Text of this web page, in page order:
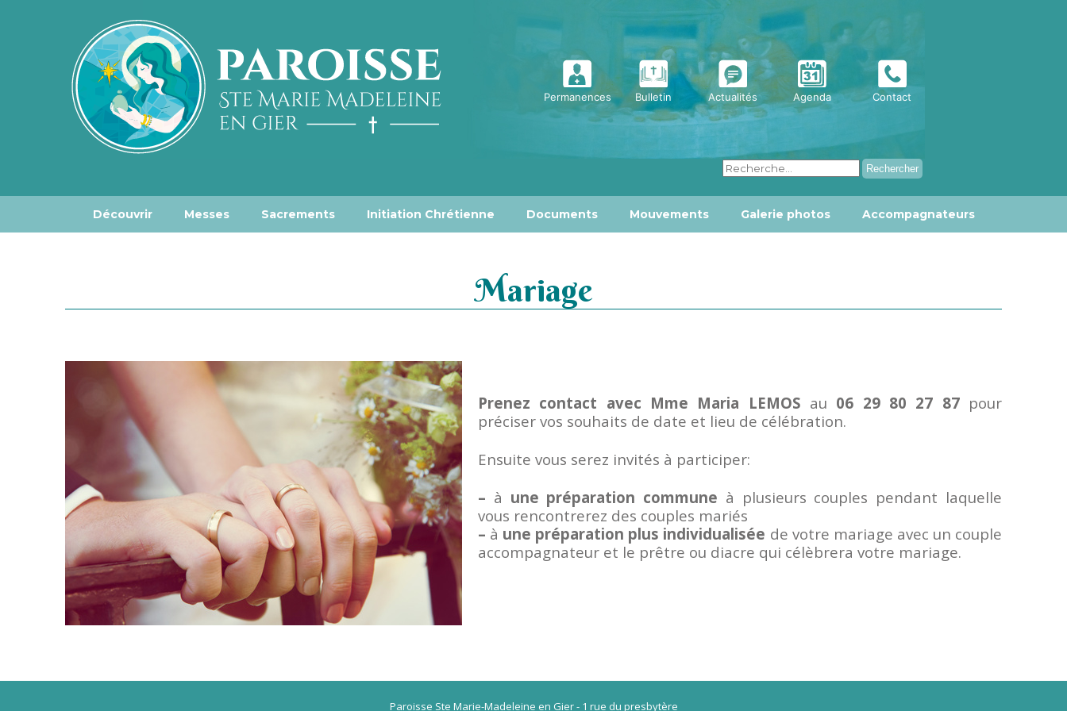
Permanences Bulletin Actualités Agenda Contact
Découvrir Messes Sacrements Initiation Chrétienne Documents Mouvements Galerie photos Accompagnateurs
Mariage
Prenez contact avec Mme Maria LEMOS au 06 29 80 27 87 pour
préciser vos souhaits de date et lieu de célébration.
Ensuite vous serez invités à participer:
– à une préparation commune à plusieurs couples pendant laquelle
vous rencontrerez des couples mariés
– à une préparation plus individualisée de votre mariage avec un couple
accompagnateur et le prêtre ou diacre qui célèbrera votre mariage.
Paroisse Ste Marie-Madeleine en Gier - 1 rue du presbytère